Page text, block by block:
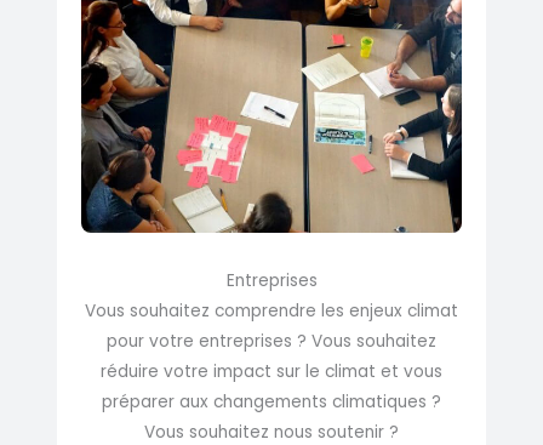
Entreprises
Vous souhaitez comprendre les enjeux climat
pour votre entreprises ? Vous souhaitez
réduire votre impact sur le climat et vous
préparer aux changements climatiques ?
Vous souhaitez nous soutenir ?